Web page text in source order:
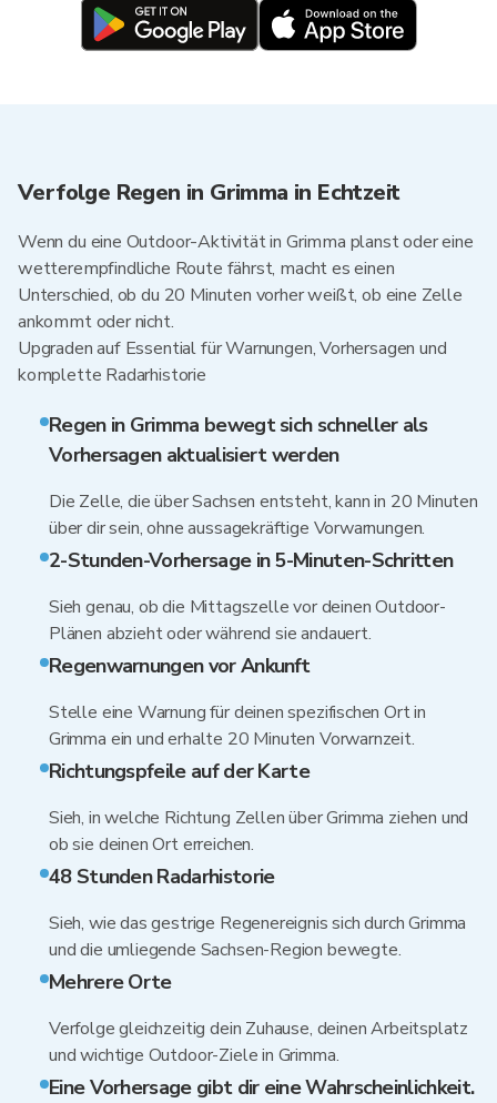
Verfolge Regen in Grimma in Echtzeit
Wenn du eine Outdoor-Aktivität in Grimma planst oder eine
wetterempfindliche Route fährst, macht es einen
Unterschied, ob du 20 Minuten vorher weißt, ob eine Zelle
ankommt oder nicht.
Upgraden auf Essential für Warnungen, Vorhersagen und
komplette Radarhistorie
Regen in Grimma bewegt sich schneller als
Vorhersagen aktualisiert werden
Die Zelle, die über Sachsen entsteht, kann in 20 Minuten
über dir sein, ohne aussagekräftige Vorwarnungen.
2-Stunden-Vorhersage in 5-Minuten-Schritten
Sieh genau, ob die Mittagszelle vor deinen Outdoor-
Plänen abzieht oder während sie andauert.
Regenwarnungen vor Ankunft
Stelle eine Warnung für deinen spezifischen Ort in
Grimma ein und erhalte 20 Minuten Vorwarnzeit.
Richtungspfeile auf der Karte
Sieh, in welche Richtung Zellen über Grimma ziehen und
ob sie deinen Ort erreichen.
48 Stunden Radarhistorie
Sieh, wie das gestrige Regenereignis sich durch Grimma
und die umliegende Sachsen-Region bewegte.
Mehrere Orte
Verfolge gleichzeitig dein Zuhause, deinen Arbeitsplatz
und wichtige Outdoor-Ziele in Grimma.
Eine Vorhersage gibt dir eine Wahrscheinlichkeit.